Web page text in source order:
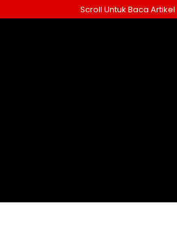
ke
Scroll Untuk Baca Artikel